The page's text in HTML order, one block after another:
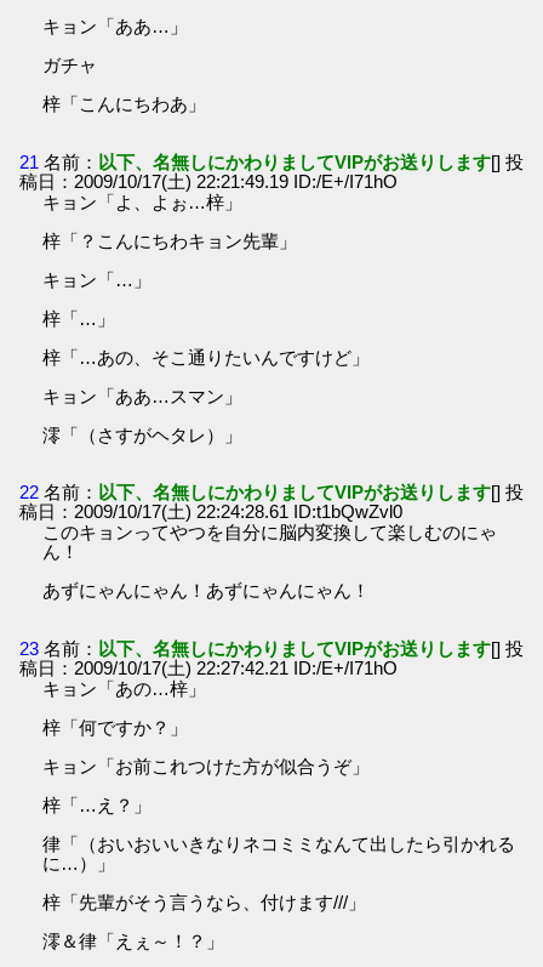
キョン「ああ…」
ガチャ
梓「こんにちわあ」
21 名前： 以下、名無しにかわりましてVIPがお送りします[] 投
稿日：2009/10/17(土) 22:21:49.19 ID:/E+/I71hO
キョン「よ、よぉ…梓」
梓「？こんにちわキョン先輩」
キョン「…」
梓「…」
梓「…あの、そこ通りたいんですけど」
キョン「ああ…スマン」
澪「（さすがヘタレ）」
22 名前： 以下、名無しにかわりましてVIPがお送りします[] 投
稿日：2009/10/17(土) 22:24:28.61 ID:t1bQwZvl0
このキョンってやつを自分に脳内変換して楽しむのにゃ
ん！
あずにゃんにゃん！あずにゃんにゃん！
23 名前： 以下、名無しにかわりましてVIPがお送りします[] 投
稿日：2009/10/17(土) 22:27:42.21 ID:/E+/I71hO
キョン「あの…梓」
梓「何ですか？」
キョン「お前これつけた方が似合うぞ」
梓「…え？」
律「（おいおいいきなりネコミミなんて出したら引かれる
に…）」
梓「先輩がそう言うなら、付けます///」
澪＆律「えぇ～！？」